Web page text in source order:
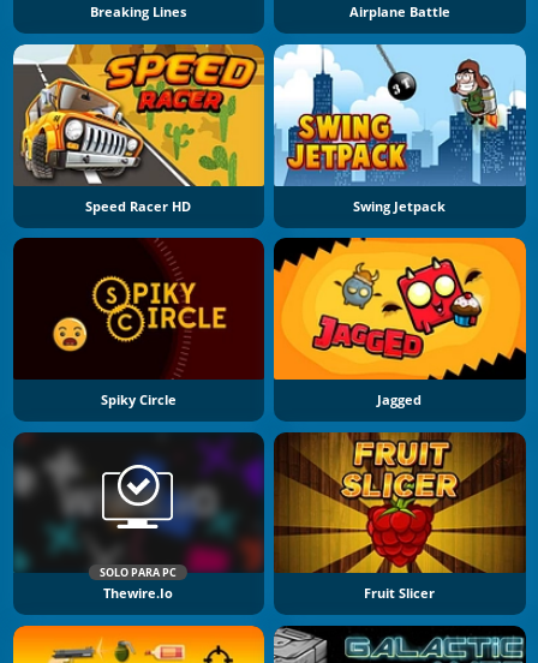
Breaking Lines Airplane Battle
Speed Racer HD Swing Jetpack
Spiky Circle Jagged
SOLO PARA PC
Thewire.io Fruit Slicer